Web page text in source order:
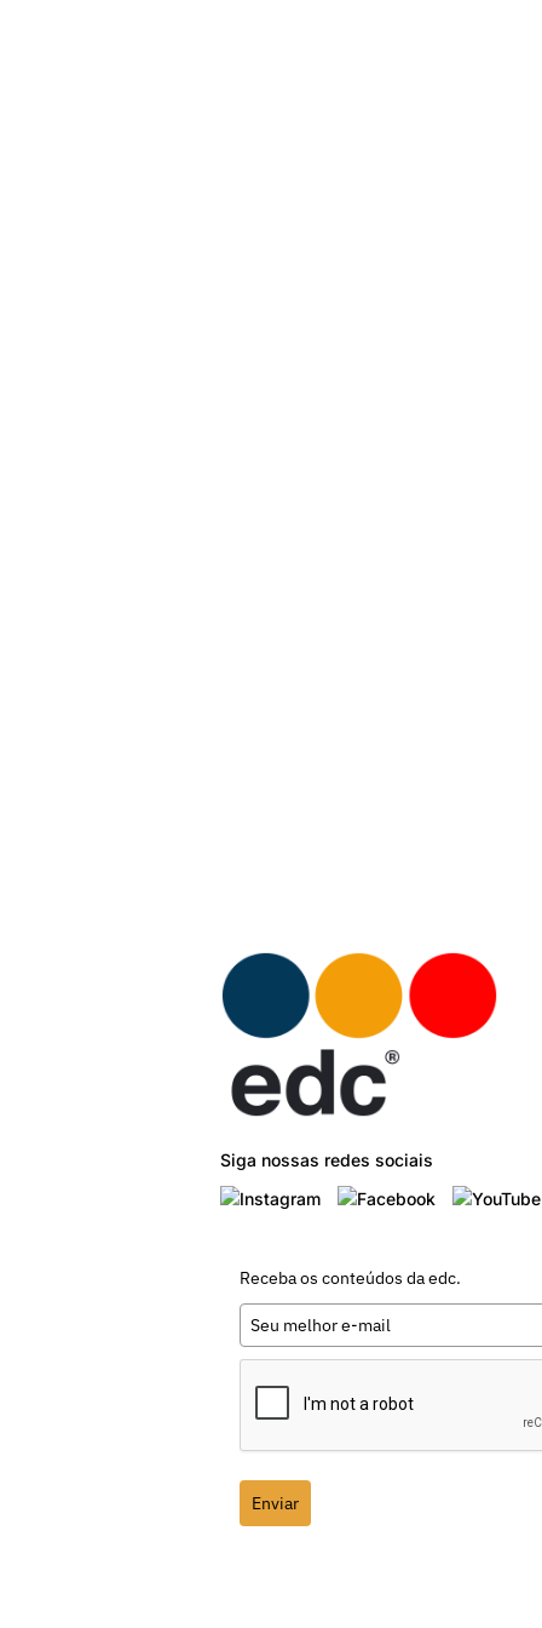
Siga nossas redes sociais
Receba os conteúdos da edc.
Enviar